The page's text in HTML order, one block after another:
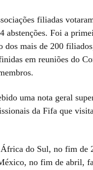
filiadas
abstenções. Foi a
dos mais de 200
em reuniões do
uma nota geral
da Fifa que
do Sul, no fim de
no fim de abril,